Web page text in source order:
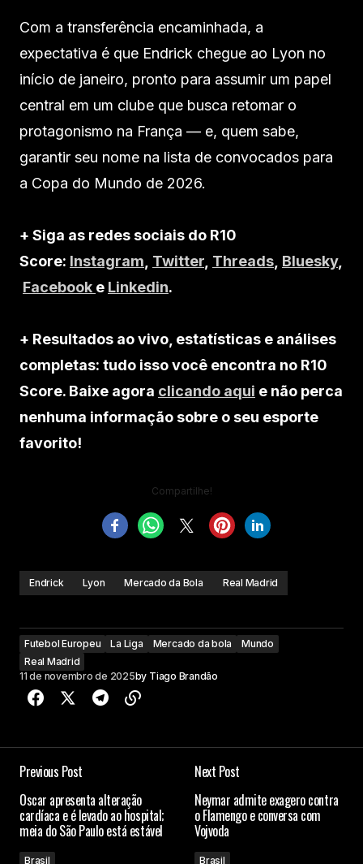
Com a transferência encaminhada, a
expectativa é que Endrick chegue ao Lyon no
início de janeiro, pronto para assumir um papel
central em um clube que busca retomar o
protagonismo na França — e, quem sabe,
garantir seu nome na lista de convocados para
a Copa do Mundo de 2026.
+ Siga as redes sociais do R10
Score: Instagram, Twitter, Threads, Bluesky,
Facebook e Linkedin.
+ Resultados ao vivo, estatísticas e análises
completas: tudo isso você encontra no R10
Score. Baixe agora clicando aqui e não perca
nenhuma informação sobre o seu esporte
favorito!
Compartilhe!
Endrick Lyon Mercado da Bola Real Madrid
Futebol Europeu La Liga Mercado da bola
Mundo
Real Madrid
11 de novembro de 2025by Tiago Brandão
Previous Post
Oscar apresenta alteração
cardíaca e é levado ao hospital;
meia do São Paulo está estável
Brasil
Next Post
Neymar admite exagero contra
o Flamengo e conversa com
Vojvoda
Brasil